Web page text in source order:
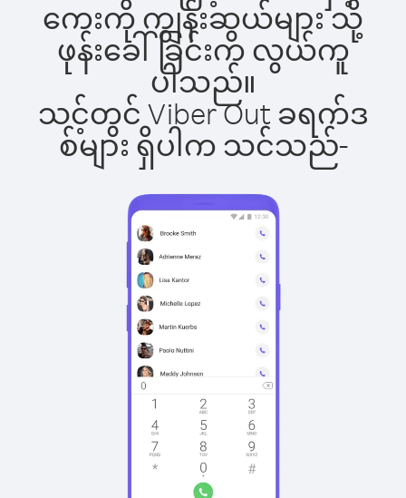
ကေးကို ကျွန်းဆွယ်များ သို့
ဖုန်းခေါ်ခြင်းက လွယ်ကူ
ပါသည်။
သင့်တွင် Viber Out ခရက်ဒ
စ်များ ရှိပါက သင်သည်-